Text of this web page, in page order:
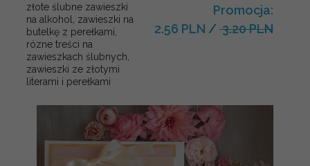
złote ślubne zawieszki
na alkohol, zawieszki na
butelkę z perełkami,
rózne treści na
zawieszkach ślubnych,
zawieszki ze złotymi
literami i perełkami
Promocja:
2.56 PLN / 3.20 PLN